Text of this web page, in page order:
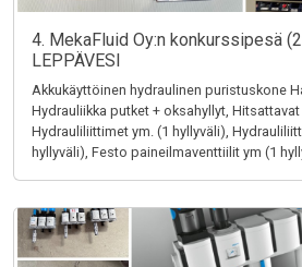
4. MekaFluid Oy:n konkurssipesä
LEPPÄVESI
Akkukäyttöinen hydraulinen puristuskone
Hydrauliikka putket + oksahyllyt,
Hydrauliliittimet ym. (1 hyllyväli),
hyllyväli), Festo paineilmaventtiilit ym (1